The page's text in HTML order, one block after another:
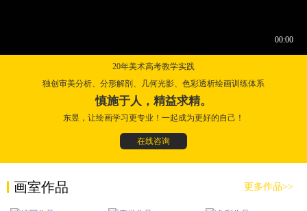
20年美术高考教学实践
独创审美分析、分形解剖、几何光影、色彩透析绘画训练体系
慎施于人，精益求精。
东昱，让绘画学习更专业！一起成为更好的自己！
在线咨询
画室作品 更多作品>>